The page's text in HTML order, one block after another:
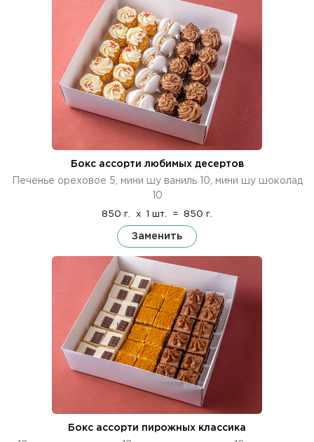
Бокс ассорти любимых десертов
Печенье ореховое 5, мини шу ваниль 10, мини шу шоколад
10
850 г. x 1 шт. = 850 г.
Заменить
Бокс ассорти пирожных классика